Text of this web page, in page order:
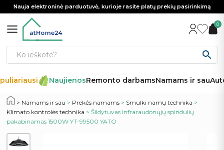
Nauja elektroninė parduotuvė, kurioje rasite platų prekių pasirinkimą
0
NaujienosRemonto darbamsNamams ir sau
Namams ir sau > Prekės namams > Smulki namų technika >
Klimato kontrolės technika > Šildytuvas infraraudonųjų spindulių
pakabinamas 1500W YT-99500 YATO